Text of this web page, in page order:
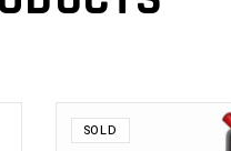
SOLD